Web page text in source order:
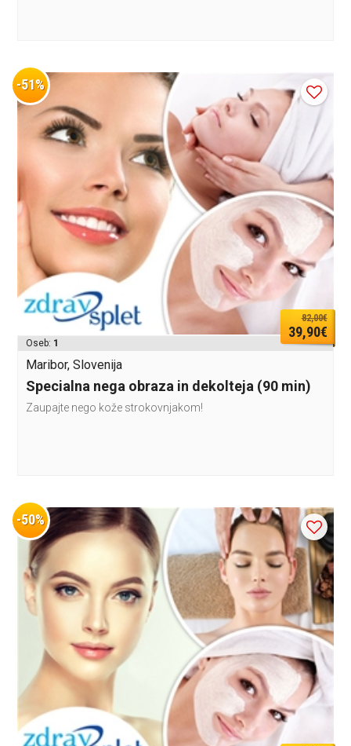
-51%
82,00€
39,90€
Oseb: 1
Maribor, Slovenija
Specialna nega obraza in dekolteja (90 min)
Zaupajte nego kože strokovnjakom!
-50%